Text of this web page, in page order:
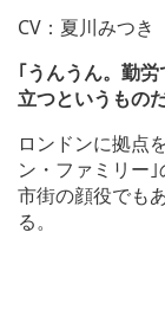
CV：夏川みつき
｢うんうん。勤
立つというもの
ロンドンに拠点
ン・ファミリー
市街の顔役でも
る。